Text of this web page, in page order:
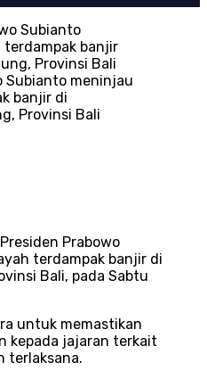
Subianto meninjau
banjir di
Provinsi Bali
Presiden Prabowo
terdampak banjir di
Bali, pada Sabtu
untuk memastikan
kepada jajaran terkait
terlaksana.